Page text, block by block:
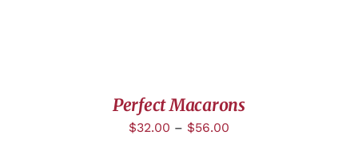
Perfect Macarons
$32.00 – $56.00